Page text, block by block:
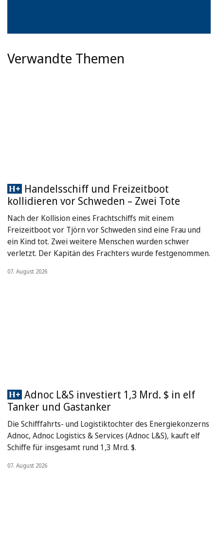
Verwandte Themen
Handelsschiff und Freizeitboot
kollidieren vor Schweden – Zwei Tote
Nach der Kollision eines Frachtschiffs mit einem
Freizeitboot vor Tjörn vor Schweden sind eine Frau und
ein Kind tot. Zwei weitere Menschen wurden schwer
verletzt. Der Kapitän des Frachters wurde festgenommen.
07. August 2026
Adnoc L&S investiert 1,3 Mrd. $ in elf
Tanker und Gastanker
Die Schifffahrts- und Logistiktochter des Energiekonzerns
Adnoc, Adnoc Logistics & Services (Adnoc L&S), kauft elf
Schiffe für insgesamt rund 1,3 Mrd. $.
07. August 2026